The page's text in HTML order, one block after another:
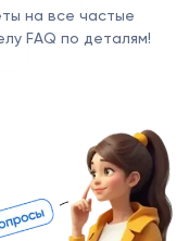
на все частые
FAQ по деталям!